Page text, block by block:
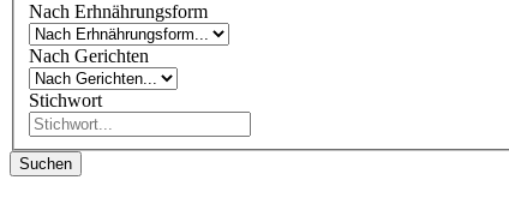
Nach Erhnährungsform
Nach Gerichten
Stichwort
Suchen